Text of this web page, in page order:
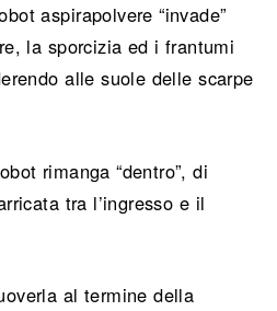
aspirapolvere “invade”
la sporcizia ed i frantumi
alle suole delle scarpe
rimanga “dentro”, di
tra l’ingresso e il
al termine della